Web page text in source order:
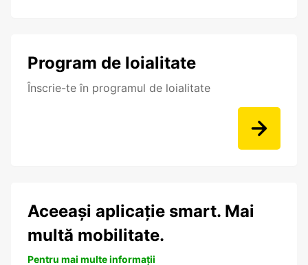
Program de loialitate
Înscrie-te în programul de loialitate
Aceeași aplicație smart. Mai
multă mobilitate.
Pentru mai multe informații